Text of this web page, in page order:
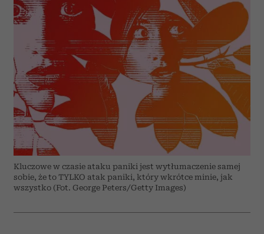
Kluczowe w czasie ataku paniki jest wytłumaczenie samej
sobie, że to TYLKO atak paniki, który wkrótce minie, jak
wszystko (Fot. George Peters/Getty Images)